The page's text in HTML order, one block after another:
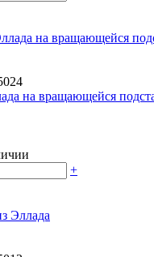
на вращающейся
+